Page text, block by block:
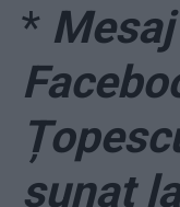
*
sunat